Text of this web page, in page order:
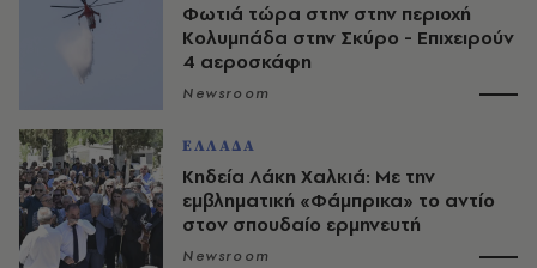
Φωτιά τώρα στην στην περιοχή
Κολυμπάδα στην Σκύρο - Επιχειρούν
4 αεροσκάφη
Newsroom
ΕΛΛΑΔΑ
Κηδεία Λάκη Χαλκιά: Με την
εμβληματική «Φάμπρικα» το αντίο
στον σπουδαίο ερμηνευτή
Newsroom